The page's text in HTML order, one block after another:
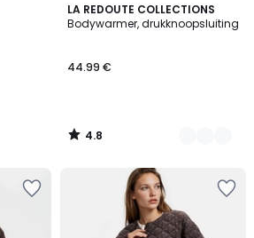
LA REDOUTE COLLECTIONS
Bodywarmer, drukknoopsluiting
44.99 €
4.8
/ 5
3
Kleuren
4.8
/